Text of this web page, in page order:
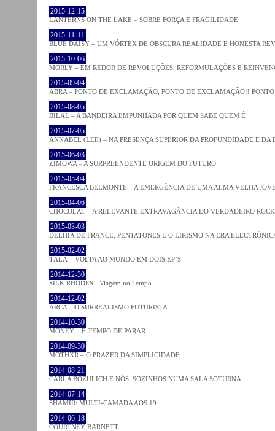
2015-12-15
LANTERNS ON THE LAKE – SOBRE FORÇA E FRAGILIDADE
2015-11-11
BLUE DAISY – UM VÓRTEX DE OBSCURA REALIDADE E HONESTA
2015-10-06
MORLY – EM REDOR DE REVOLUÇÕES, REFORMULAÇÕES E
2015-09-04
ABRA – PONTO DE EXCLAMAÇÃO, PONTO DE EXCLAMAÇÃO!!
2015-08-05
BILAL – A BANDEIRA EMPUNHADA POR QUEM SABE QUEM É
2015-07-05
ANNABEL (LEE) – NA PRESENÇA SUPERIOR DA PROFUNDIDADE E DA
2015-06-03
ZIMOWA – A SURPREENDENTE ORIGEM DO FUTURO
2015-05-04
FRANCESCA BELMONTE – A EMERGÊNCIA DE UMA ALMA VELHA
2015-04-06
CHOCOLAT – A RELEVANTE EXTRAVAGÂNCIA DO VERDADEIRO ROCK
2015-03-03
DELHIA DE FRANCE, PENTATONES E O LIRISMO NA ERA
2015-02-02
TĀLĀ – VOLTA AO MUNDO EM DOIS EP’S
2014-12-30
SILK RHODES - Viagem no Tempo
2014-12-02
ARCA – O SURREALISMO FUTURISTA
2014-10-30
MONEY – É TEMPO DE PARAR
2014-09-30
MOTHXR – O PRAZER DA SIMPLICIDADE
2014-08-21
CARLA BOZULICH E NÓS, SOZINHOS NUMA SALA SOTURNA
2014-07-14
SHAMIR: MULTI-CAMADA AOS 19
2014-06-18
COURTNEY BARNETT